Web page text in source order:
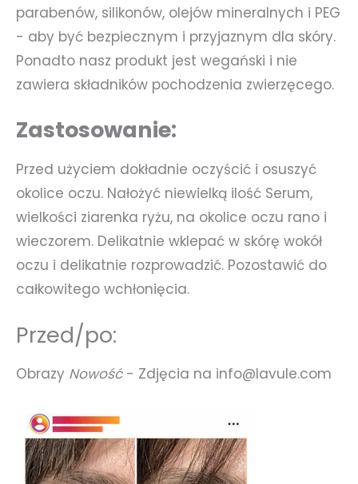
parabenów, silikonów, olejów mineralnych i PEG
- aby być bezpiecznym i przyjaznym dla skóry.
Ponadto nasz produkt jest wegański i nie
zawiera składników pochodzenia zwierzęcego.
Zastosowanie:
Przed użyciem dokładnie oczyścić i osuszyć
okolice oczu. Nałożyć niewielką ilość Serum,
wielkości ziarenka ryżu, na okolice oczu rano i
wieczorem. Delikatnie wklepać w skórę wokół
oczu i delikatnie rozprowadzić. Pozostawić do
całkowitego wchłonięcia.
Przed/po:
Obrazy Nowość- Zdjęcia na info@lavule.com